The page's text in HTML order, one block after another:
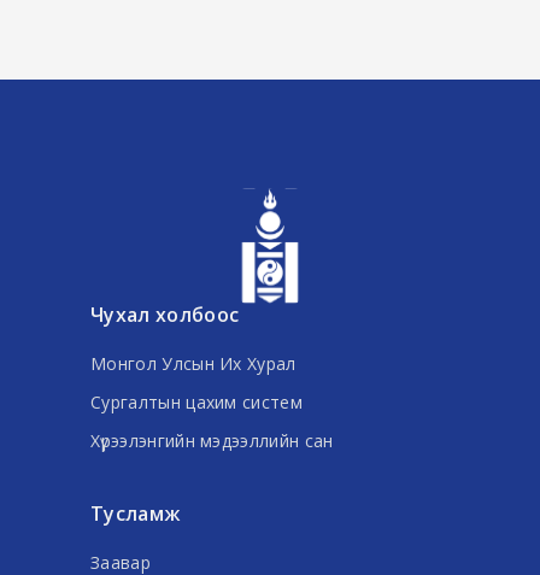
Чухал холбоос
Монгол Улсын Их Хурал
Сургалтын цахим систем
Хүрээлэнгийн мэдээллийн сан
Тусламж
Заавар